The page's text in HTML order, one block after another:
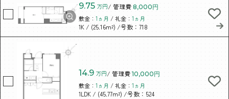
9.75 万円/ 管理費 8,000円
敷金：1ヵ月 / 礼金：1ヵ月
1K / (25.16m²) /号数：718
14.9 万円/ 管理費 10,000円
敷金：1ヵ月 / 礼金：1ヵ月
1LDK / (45.77m²) /号数：524